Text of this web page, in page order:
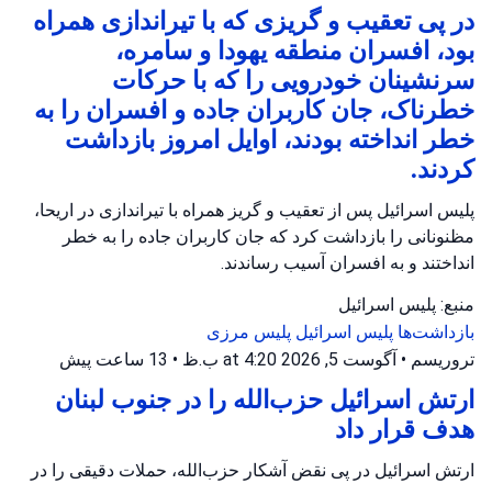
در پی تعقیب و گریزی که با تیراندازی همراه
بود، افسران منطقه یهودا و سامره،
سرنشینان خودرویی را که با حرکات
خطرناک، جان کاربران جاده و افسران را به
خطر انداخته بودند، اوایل امروز بازداشت
کردند.
پلیس اسرائیل پس از تعقیب و گریز همراه با تیراندازی در اریحا،
مظنونانی را بازداشت کرد که جان کاربران جاده را به خطر
انداختند و به افسران آسیب رساندند.
منبع: پلیس اسرائیل
بازداشت‌ها پلیس اسرائیل پلیس مرزی
تروریسم • آگوست 5, 2026 at 4:20 ب.ظ • 13 ساعت پیش
ارتش اسرائیل حزب‌الله را در جنوب لبنان
هدف قرار داد
ارتش اسرائیل در پی نقض آشکار حزب‌الله، حملات دقیقی را در